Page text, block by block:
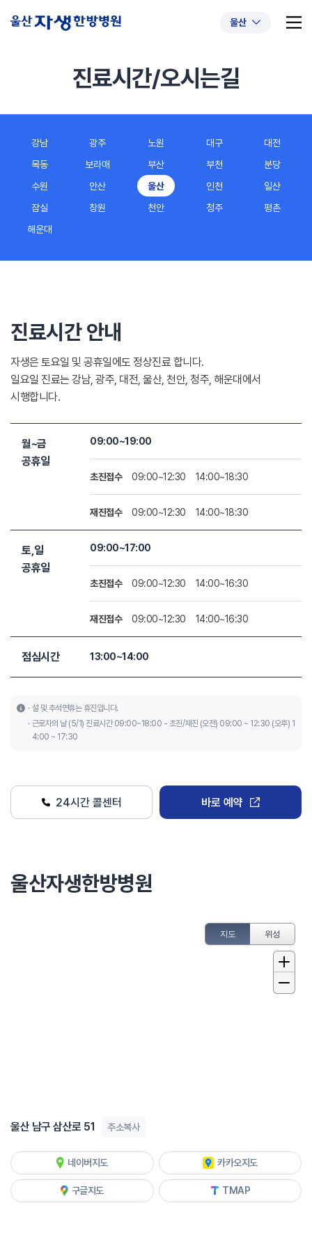
울산
진료시간/오시는길
강남 광주 노원 대구
대전
목동
보라매 부산 부천
분당
수원
안산 울산 인천
일산
잠실
창원 천안 청주
평촌
해운대
진료시간 안내
자생은 토요일 및 공휴일에도 정상진료 합니다.
일요일 진료는 강남, 광주, 대전, 울산, 천안, 청주, 해운대에서
시행합니다.
월~금
공휴일
09:00~19:00
초진접수 09:00~12:30 14:00~18:30
재진접수 09:00~12:30 14:00~18:30
토,일
공휴일
09:00~17:00
초진접수 09:00~12:30 14:00~16:30
재진접수 09:00~12:30 14:00~16:30
점심시간 13:00~14:00
설 및 추석연휴는 휴진입니다.
근로자의 날 (5/1) 진료시간 09:00~18:00 - 초진/재진 (오전) 09:00 ~ 12:30 (오후) 1
4:00 ~ 17:30
24시간 콜센터 바로 예약
울산자생한방병원
지도 위성
울산 남구 삼산로 51 주소복사
네이버지도 카카오지도
구글지도 TMAP